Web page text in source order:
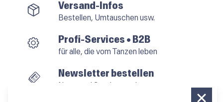
Versand-Infos
Bestellen, Umtauschen usw.
Profi-Services • B2B
für alle, die vom Tanzen leben
Newsletter bestellen
News und Sonderangebote